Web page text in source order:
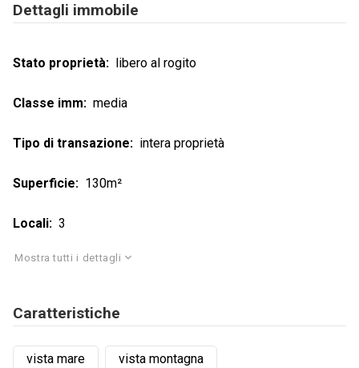
Dettagli immobile
Stato proprietà libero al rogito
Classe imm media
Tipo di transazione intera proprietà
Superficie 130m²
Locali 3
Mostra tutti i dettagli
Caratteristiche
vista mare vista montagna